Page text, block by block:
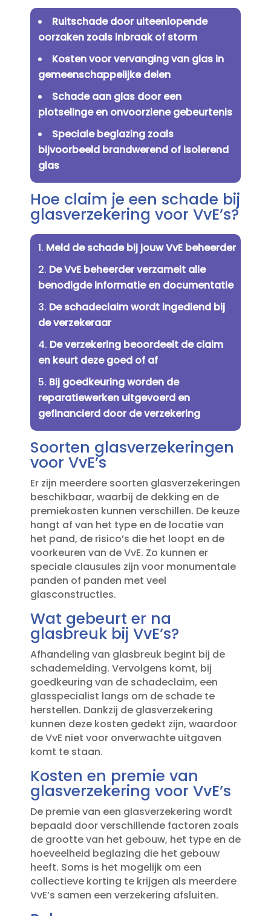
Ruitschade door uiteenlopende
oorzaken zoals inbraak of storm
Kosten voor vervanging van glas in
gemeenschappelijke delen
Schade aan glas door een
plotselinge en onvoorziene gebeurtenis
Speciale beglazing zoals
bijvoorbeeld brandwerend of isolerend
glas
Hoe claim je een schade bij
glasverzekering voor VvE’s?
Meld de schade bij jouw VvE beheerder
De VvE beheerder verzamelt alle
benodigde informatie en documentatie
De schadeclaim wordt ingediend bij
de verzekeraar
De verzekering beoordeelt de claim
en keurt deze goed of af
Bij goedkeuring worden de
reparatiewerken uitgevoerd en
gefinancierd door de verzekering
Soorten glasverzekeringen
voor VvE’s
Er zijn meerdere soorten glasverzekeringen
beschikbaar, waarbij de dekking en de
premiekosten kunnen verschillen.​ De keuze
hangt af van het type en de locatie van
het pand, de risico’s die het loopt en de
voorkeuren van de VvE.​ Zo kunnen er
speciale clausules zijn voor monumentale
panden of panden met veel
glasconstructies.​
Wat gebeurt er na
glasbreuk bij VvE’s?
Afhandeling van glasbreuk begint bij de
schademelding.​ Vervolgens komt, bij
goedkeuring van de schadeclaim, een
glasspecialist langs om de schade te
herstellen.​ Dankzij de glasverzekering
kunnen deze kosten gedekt zijn, waardoor
de VvE niet voor onverwachte uitgaven
komt te staan.​
Kosten en premie van
glasverzekering voor VvE’s
De premie van een glasverzekering wordt
bepaald door verschillende factoren zoals
de grootte van het gebouw, het type en de
hoeveelheid beglazing die het gebouw
heeft.​ Soms is het mogelijk om een
collectieve korting te krijgen als meerdere
VvE’s samen een verzekering afsluiten.​